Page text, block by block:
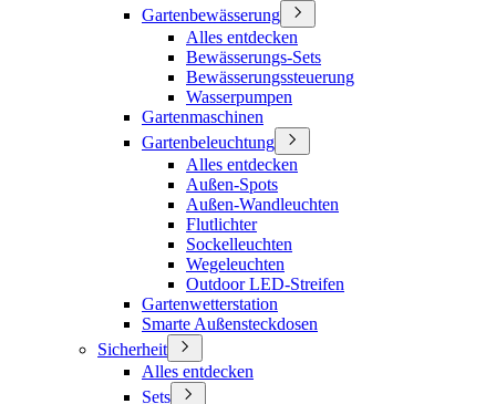
Gartenbewässerung
Alles entdecken
Bewässerungs-Sets
Bewässerungssteuerung
Wasserpumpen
Gartenmaschinen
Gartenbeleuchtung
Alles entdecken
Außen-Spots
Außen-Wandleuchten
Flutlichter
Sockelleuchten
Wegeleuchten
Outdoor LED-Streifen
Gartenwetterstation
Smarte Außensteckdosen
Sicherheit
Alles entdecken
Sets